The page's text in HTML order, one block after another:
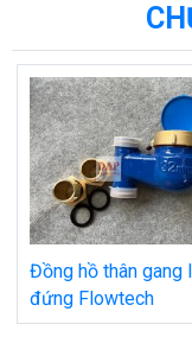
Đồng hồ thân gang
đứng Flowtech